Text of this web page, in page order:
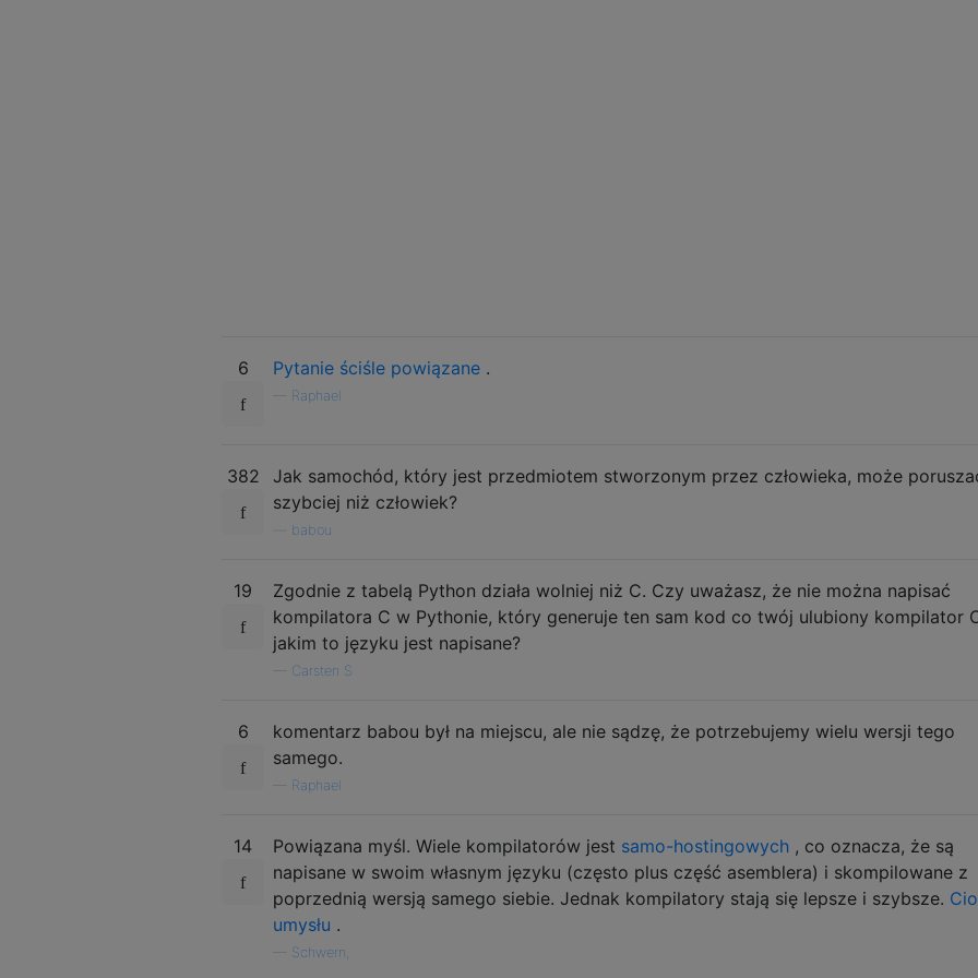
6 Pytanie ściśle powiązane .
Raphael
382
Jak samochód, który jest przedmiotem stworzonym przez człowieka, może
szybciej niż człowiek?
babou
19
Zgodnie z tabelą Python działa wolniej niż C. Czy uważasz, że nie można napisać
kompilatora C w Pythonie, który generuje ten sam kod co twój ulubiony kompilator
jakim to języku jest napisane?
Carsten S
6
komentarz babou był na miejscu, ale nie sądzę, że potrzebujemy wielu wersji tego
samego.
Raphael
14 Powiązana myśl. Wiele kompilatorów jest samo-hostingowych , co oznacza, że ​​są
napisane w swoim własnym języku (często plus część asemblera) i skompilowane z
poprzednią wersją samego siebie. Jednak kompilatory stają się lepsze i szybsze.
umysłu .
Schwern,